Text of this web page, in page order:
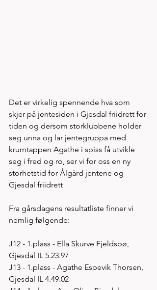
Det er virkelig spennende hva som
skjer på jentesiden i Gjesdal friidrett for
tiden og dersom storklubbene holder
seg unna og lar jentegruppa med
krumtappen Agathe i spiss få utvikle
seg i fred og ro, ser vi for oss en ny
storhetstid for Ålgård jentene og
Gjesdal friidrett
Fra gårsdagens resultatliste finner vi
nemlig følgende:
J12 - 1.plass - Ella Skurve Fjeldsbø,
Gjesdal IL 5.23.97
J13 - 1.plass - Agathe Espevik Thorsen,
Gjesdal IL 4.49.02